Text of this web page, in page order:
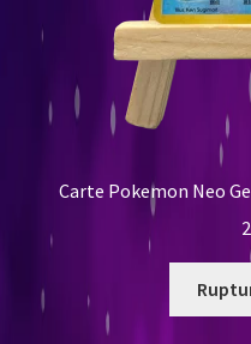
Carte Pokemon Neo